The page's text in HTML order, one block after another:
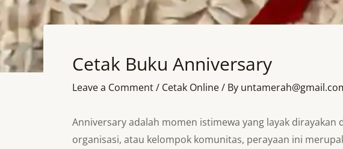
Cetak Buku Anniversary
Leave a Comment/ Cetak Online/ By
Anniversary adalah momen istimewa yang layak
organisasi, atau kelompok komunitas, perayaan ini